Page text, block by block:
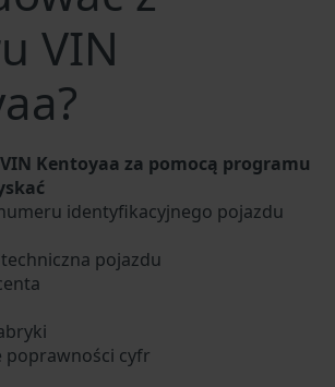
VIN
Kentoyaa za pomocą programu
identyfikacyjnego pojazdu
pojazdu
poprawności cyfr